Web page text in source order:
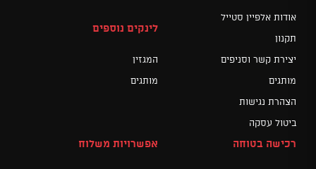
אודות אלפיין סטייל
תקנון
יצירת קשר וסניפים
מותגים
הצהרת נגישות
ביטול עסקה
לינקים נוספים
המגזין
מותגים
רכישה בטוחה אפשרויות משלוח